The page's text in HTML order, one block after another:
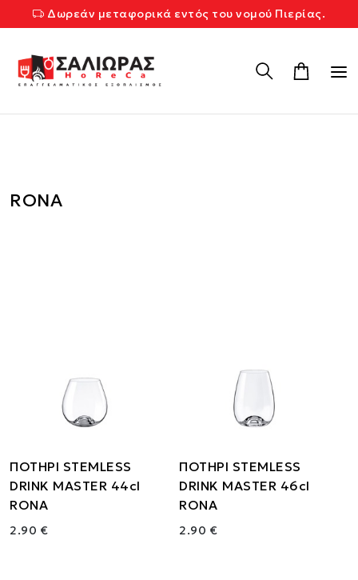
Δωρεάν μεταφορικά εντός του νομού Πιερίας.
RONA
ΠΟΤΗΡΙ STEMLESS
DRINK MASTER 44cl
RONA
2.90 €
ΠΟΤΗΡΙ STEMLESS
DRINK MASTER 46cl
RONA
2.90 €